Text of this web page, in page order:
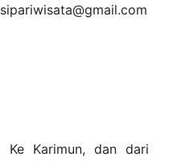
Ke Karimun, dan dari